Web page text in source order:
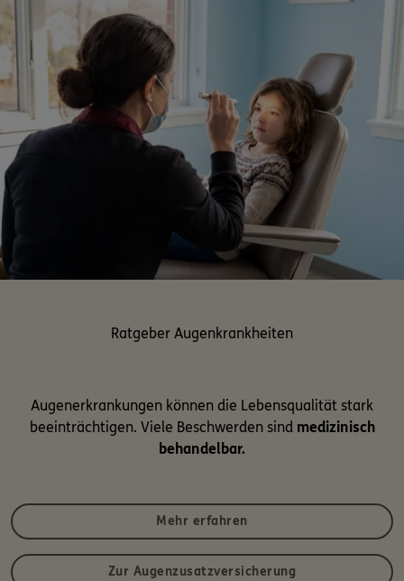
Ratgeber Augenkrankheiten
Augenerkrankungen können die Lebensqualität stark
beeinträchtigen. Viele Beschwerden sind medizinisch
behandelbar.
Mehr erfahren
Zur Augenzusatzversicherung